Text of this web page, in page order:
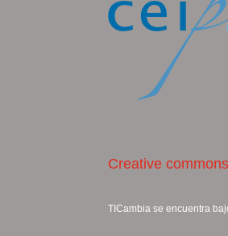
Creative
TICambia se encuentra